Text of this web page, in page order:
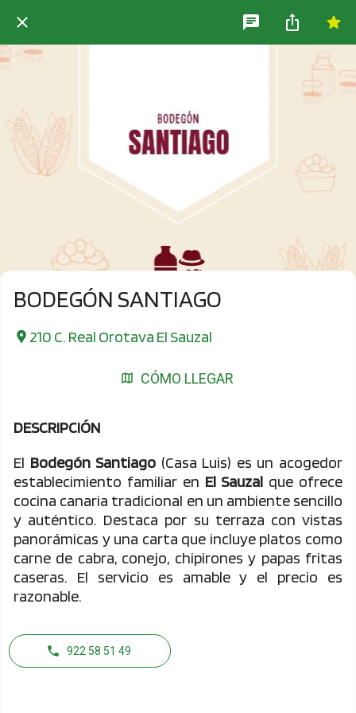
BODEGÓN SANTIAGO
210 C. Real Orotava El Sauzal
CÓMO LLEGAR
DESCRIPCIÓN
El Bodegón Santiago (Casa Luis) es un acogedor
establecimiento familiar en El Sauzal que ofrece
cocina canaria tradicional en un ambiente sencillo
y auténtico. Destaca por su terraza con vistas
panorámicas y una carta que incluye platos como
carne de cabra, conejo, chipirones y papas fritas
caseras. El servicio es amable y el precio es
razonable.
922 58 51 49